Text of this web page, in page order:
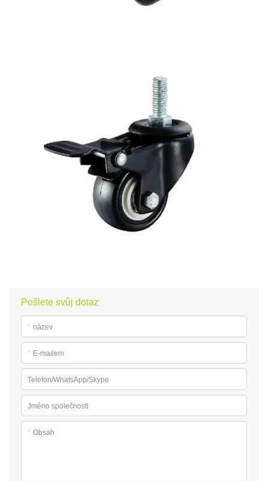
Pošlete svůj dotaz
* název
* E-mailem
Telefon/WhatsApp/Skype
Jméno společnosti
* Obsah